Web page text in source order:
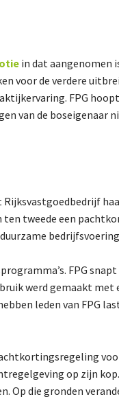
in dat aangenomen
voor de verdere
FPG
van de boseigenaar
ten tweede een
FPG
werd gemaakt
leden van FPG
op zijn
Op die gronden